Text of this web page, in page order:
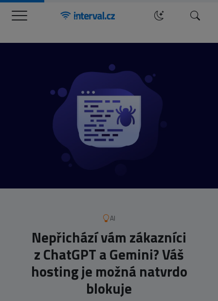
Menu Hledat
AI
Nepřichází vám zákazníci
z ChatGPT a Gemini? Váš
hosting je možná natvrdo
blokuje